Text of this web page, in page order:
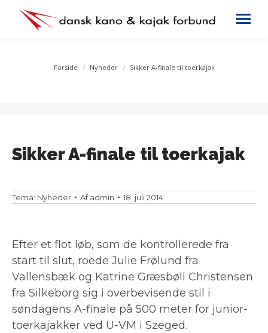
You are here:
Forside Nyheder Sikker A-finale til toerkajak
Sikker A-finale til toerkajak
Tema: Nyheder Afadmin 18. juli 2014
Efter et flot løb, som de kontrollerede fra
start til slut, roede Julie Frølund fra
Vallensbæk og Katrine Græsbøll Christensen
fra Silkeborg sig i overbevisende stil i
søndagens A-finale på 500 meter for junior-
toerkajakker ved U-VM i Szeged.